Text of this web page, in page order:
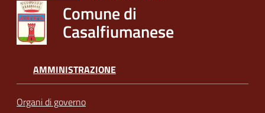
Comune di
Casalfiumanese
AMMINISTRAZIONE
Organi di governo